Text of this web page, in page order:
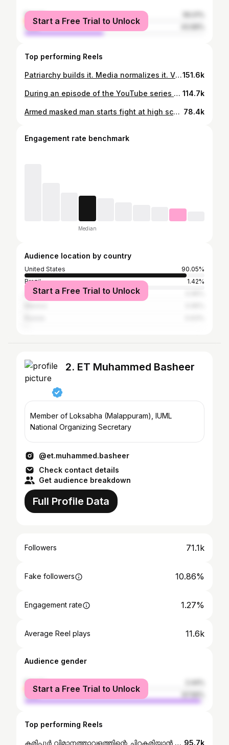
female
male
Start a Free Trial to Unlock
Top performing Reels
Patriarchy builds it. Media normalizes it. Victim blaming protects it. 📸: @greenbird_wellness 🔖: @sweethoneytee_ & @brandontour & shebunni #didyouknow #doyouremember #tocatchapredator #fyp #texas151.6k
During an episode of the YouTube series SubwayTakes, The Strokes front man Julian Casablancas calls out what he describing as being the “white privilege” of “American Zionists.” “American Zionists get the benefits of white privileged people but talk like they are Black people during slavery,” he said. “Well, it’s been nice having a career,” he quipped, before setting out his position that “American Zionists get the benefits of white privileged people, but talk like they are Black people during slavery”. Casablancas went on to say: “I mean, just for the people that are gonna be like, ‘Hamas, October 7th’, yes, bad, but you know, Native American rebellions didn’t mean it was ok to do what we did. Slave rebellions that were violent didn’t mean that slavery is not bad.” 🔁 the cradle 114.7k
Armed masked man starts fight at high school ICE protest-turns out to be off duty POLICE sergeant. His plan was to trick students to “assault me” then “arrest them all.” Then called his buddies with rifles to “back him up.” Sgt. Dusten Mullen makes $336,000 a year— making him a top 10 earner in the Phoenix Police Department. He is currently on administrative leave—which means he’s reassigned to work from home. Incident occurred outside Hamilton High School in Chandler, Arizona. 78.4k
Engagement rate benchmark
Median
Audience location by country
United States
90.05%
Brazil
1.42%
United Kingdom
Start a Free Trial to Unlock
2. ET Muhammed Basheer
Member of Loksabha (Malappuram), IUML
National Organizing Secretary
@et.muhammed.basheer
Check contact details
Get audience breakdown
Full Profile Data
Followers 71.1k
Fake followers 10.86%
Engagement rate 1.27%
Average Reel plays 11.6k
Audience gender
female
male
Start a Free Trial to Unlock
Top performing Reels
കരിപ്പൂർ വിമാനത്താവളത്തിന്റെ ചിറകരിയാൻ ശ്രമിക്കുന്നവരോട് പാർലമെന്റിൽ നിരന്തരം ഏറ്റുമുട്ടുന്ന ജനപ്രതിനിധി ! ഇ.ടിയല്ലാതെ മറ്റാര് ... ചരിത്ര വിജയം സമ്മാനിക്കാം ! #VoteforET #Malappuram 95.7k